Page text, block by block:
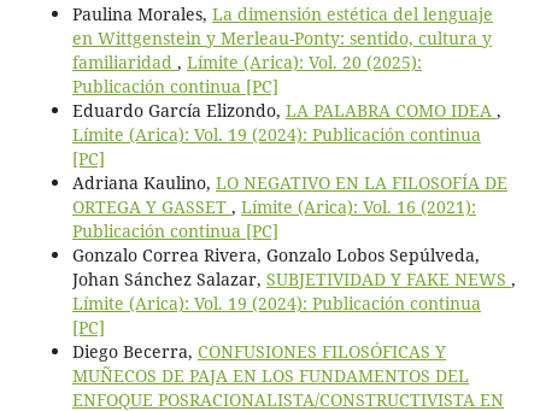
Paulina Morales, La dimensión estética del lenguaje
en Wittgenstein y Merleau-Ponty: sentido, cultura y
familiaridad , Límite (Arica): Vol. 20 (2025):
Publicación continua [PC]
Eduardo García Elizondo, LA PALABRA COMO IDEA ,
Límite (Arica): Vol. 19 (2024): Publicación continua
[PC]
Adriana Kaulino, LO NEGATIVO EN LA FILOSOFÍA DE
ORTEGA Y GASSET , Límite (Arica): Vol. 16 (2021):
Publicación continua [PC]
Gonzalo Correa Rivera, Gonzalo Lobos Sepúlveda,
Johan Sánchez Salazar, SUBJETIVIDAD Y FAKE NEWS ,
Límite (Arica): Vol. 19 (2024): Publicación continua
[PC]
Diego Becerra, CONFUSIONES FILOSÓFICAS Y
MUÑECOS DE PAJA EN LOS FUNDAMENTOS DEL
ENFOQUE POSRACIONALISTA/CONSTRUCTIVISTA EN